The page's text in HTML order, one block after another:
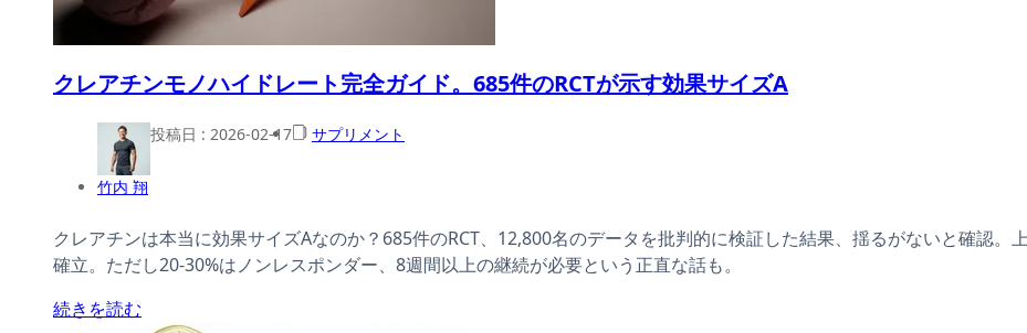
クレアチンモノハイドレート完全ガイド。685件のRCTが示す効果サイズA
竹内 翔
投稿日 : 2026-02-17 サプリメント
クレアチンは本当に効果サイズAなのか？685件のRCT、12,800名のデータを批判的に検証した結果、揺るがないと確認
確立。ただし20-30%はノンレスポンダー、8週間以上の継続が必要という正直な話も。
続きを読む